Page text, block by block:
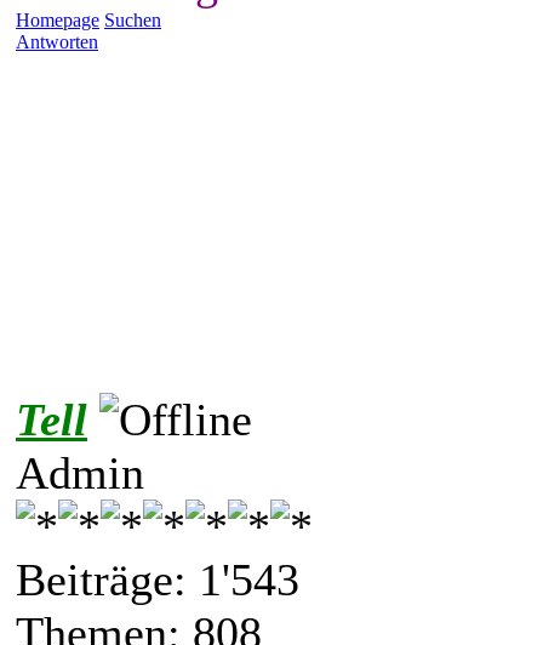
Homepage Suchen
Antworten
Tell
Admin
Beiträge: 1'543
Themen: 808